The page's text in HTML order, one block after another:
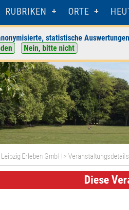
RUBRIKEN ORTE
statistische
Nein, bitte nicht
Leipzig Erleben GmbH > Veranstaltungsdetails
Diese